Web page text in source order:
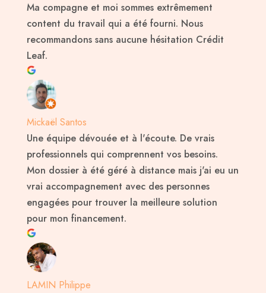
Ma compagne et moi sommes extrêmement
content du travail qui a été fourni. Nous
recommandons sans aucune hésitation Crédit
Leaf.
Mickaël Santos
Une équipe dévouée et à l'écoute. De vrais
professionnels qui comprennent vos besoins.
Mon dossier à été géré à distance mais j'ai eu un
vrai accompagnement avec des personnes
engagées pour trouver la meilleure solution
pour mon financement.
LAMIN Philippe